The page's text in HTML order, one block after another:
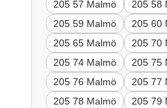
205 57 Malmö
205 58
205 59 Malmö
205 60
205 65 Malmö
205 70
205 74 Malmö
205 75
205 76 Malmö
205 77
205 78 Malmö
205 79